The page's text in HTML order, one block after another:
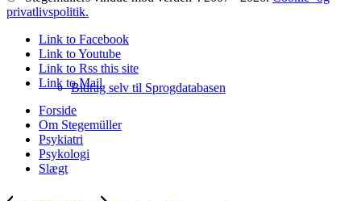
Bidrag selv til Sprogdatabasen
privatlivspolitik.
Link to Facebook
Link to Youtube
Link to Rss this site
Link to Mail
Forside
Om Stegemüller
Psykiatri
Psykologi
Slægt